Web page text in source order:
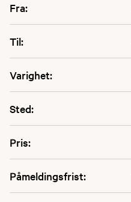
Fra:
Til:
Varighet:
Sted:
Pris:
Påmeldingsfrist: